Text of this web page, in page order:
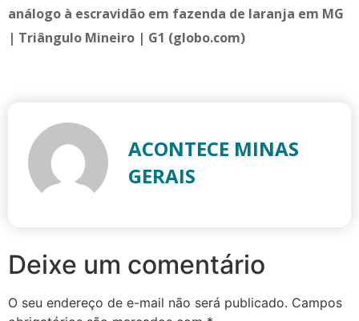
análogo à escravidão em fazenda de laranja em MG
| Triângulo Mineiro | G1 (globo.com)
ACONTECE MINAS
GERAIS
Deixe um comentário
O seu endereço de e-mail não será publicado. Campos